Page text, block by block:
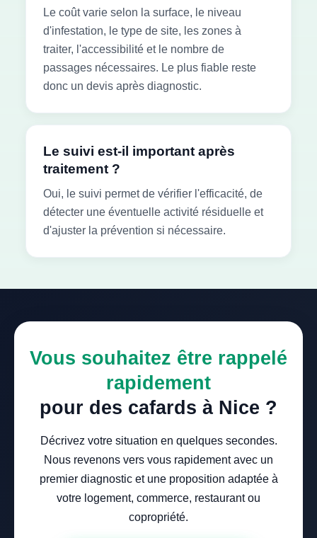
Le coût varie selon la surface, le niveau
d'infestation, le type de site, les zones à
traiter, l'accessibilité et le nombre de
passages nécessaires. Le plus fiable reste
donc un devis après diagnostic.
Le suivi est-il important après
traitement ?
Oui, le suivi permet de vérifier l'efficacité, de
détecter une éventuelle activité résiduelle et
d'ajuster la prévention si nécessaire.
Vous souhaitez être rappelé
rapidement
pour des cafards à Nice ?
Décrivez votre situation en quelques secondes.
Nous revenons vers vous rapidement avec un
premier diagnostic et une proposition adaptée à
votre logement, commerce, restaurant ou
copropriété.